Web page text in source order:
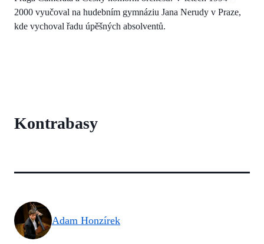
2000 vyučoval na hudebním gymnáziu Jana Nerudy v Praze,
kde vychoval řadu úpěšných absolventů.
Kontrabasy
Adam Honzírek